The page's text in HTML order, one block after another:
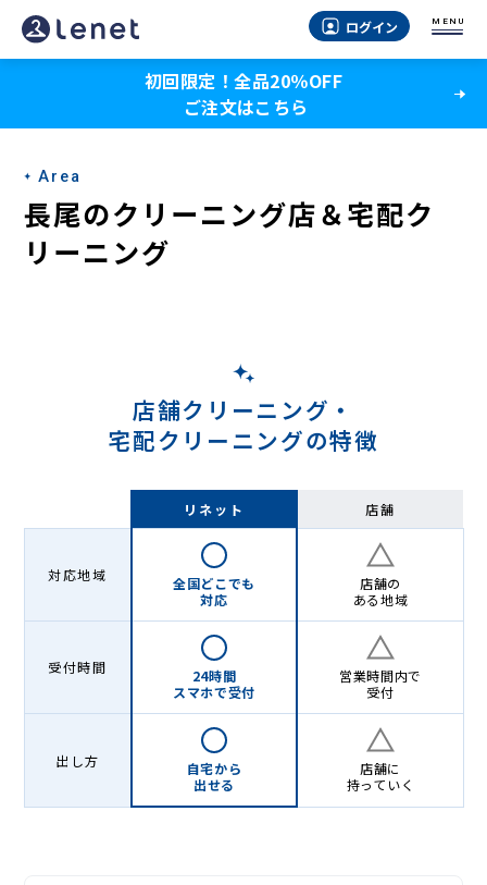
長
尾
宅
配
ク
Lenet〈リ
ネ
ログイン MENU
初回限定！全品20％OFF
ご注文はこちら
Area
長尾のクリーニング店＆宅配ク
リーニング
店舗クリーニング・
宅配クリーニングの特徴
リネット 店舗
対応地域
全国どこでも
対応
店舗の
ある地域
受付時間
24時間
スマホで受付
営業時間内で
受付
出し方
自宅から
出せる
店舗に
持っていく